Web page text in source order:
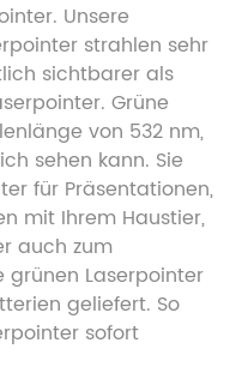
Unsere
strahlen sehr
sichtbarer als
Grüne
von 532 nm,
sehen kann. Sie
für Präsentationen,
mit Ihrem Haustier,
auch zum
grünen Laserpointer
geliefert. So
sofort